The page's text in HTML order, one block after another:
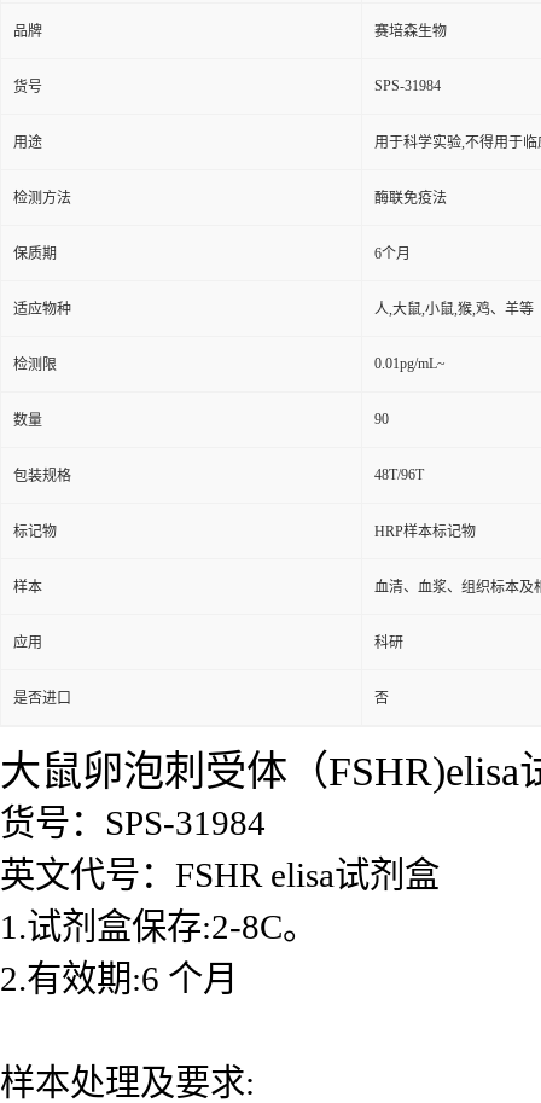
品牌 赛培森生物
货号 SPS-31984
用途 用于科学实验,不得用于临
检测方法 酶联免疫法
保质期 6个月
适应物种 人,大鼠,小鼠,猴,鸡、羊等
检测限 0.01pg/mL~
数量 90
包装规格 48T/96T
标记物 HRP样本标记物
样本 血清、血浆、组织标本及
应用 科研
是否进口 否
大鼠卵泡刺受体（FSHR)elisa
货号：SPS-31984
英文代号：FSHR elisa试剂盒
1.试剂盒保存:2-8C。
2.有效期:6 个月
样本处理及要求: